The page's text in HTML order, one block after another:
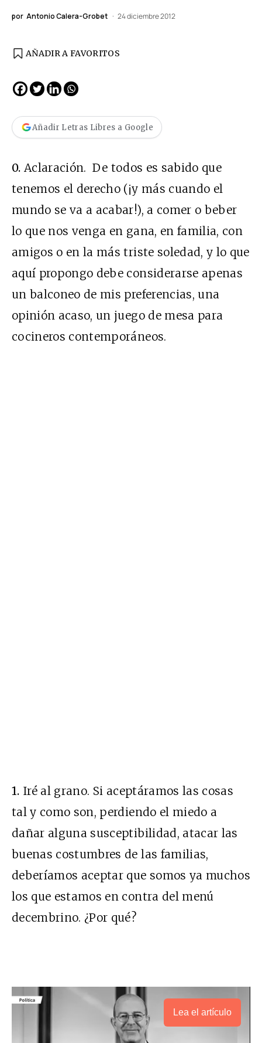
por Antonio Calera-Grobet 24 diciembre 2012
AÑADIR A FAVORITOS
Añadir Letras Libres a Google
0.Aclaración. De todos es sabido que
tenemos el derecho (¡y más cuando el
mundo se va a acabar!), a comer o beber
lo que nos venga en gana, en familia, con
amigos o en la más triste soledad, y lo que
aquí propongo debe considerarse apenas
un balconeo de mis preferencias, una
opinión acaso, un juego de mesa para
cocineros contemporáneos.
1. Iré al grano. Si aceptáramos las cosas
tal y como son, perdiendo el miedo a
dañar alguna susceptibilidad, atacar las
buenas costumbres de las familias,
deberíamos aceptar que somos ya muchos
los que estamos en contra del menú
decembrino. ¿Por qué?
Lea el artículo